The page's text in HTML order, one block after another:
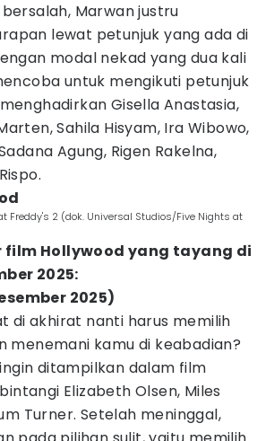
Marwan justru
lewat petunjuk yang ada di
modal nekad yang dua kali
untuk mengikuti petunjuk
Gisella Anastasia,
Sahila Hisyam, Ira Wibowo,
Agung, Rigen Rakelna,
Freddy's 2 (dok. Universal Studios/Five Nights at
Hollywood yang tayang di
2025:
2025)
di akhirat nanti harus memilih
menemani kamu di keabadian?
ditampilkan dalam film
Elizabeth Olsen, Miles
Turner. Setelah meninggal,